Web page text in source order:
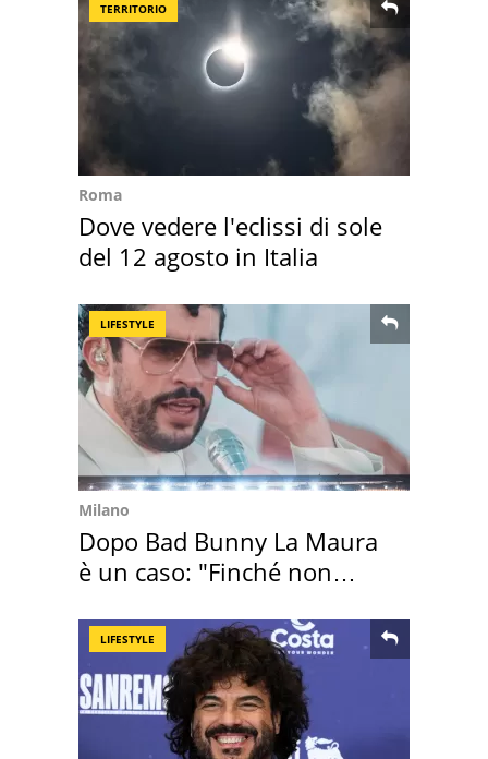
TERRITORIO
Roma
Dove vedere l'eclissi di sole
del 12 agosto in Italia
LIFESTYLE
Milano
Dopo Bad Bunny La Maura
è un caso: "Finché non
LIFESTYLE